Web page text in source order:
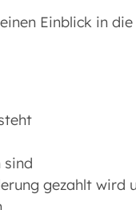
Einblick in
sind
gezahlt wird